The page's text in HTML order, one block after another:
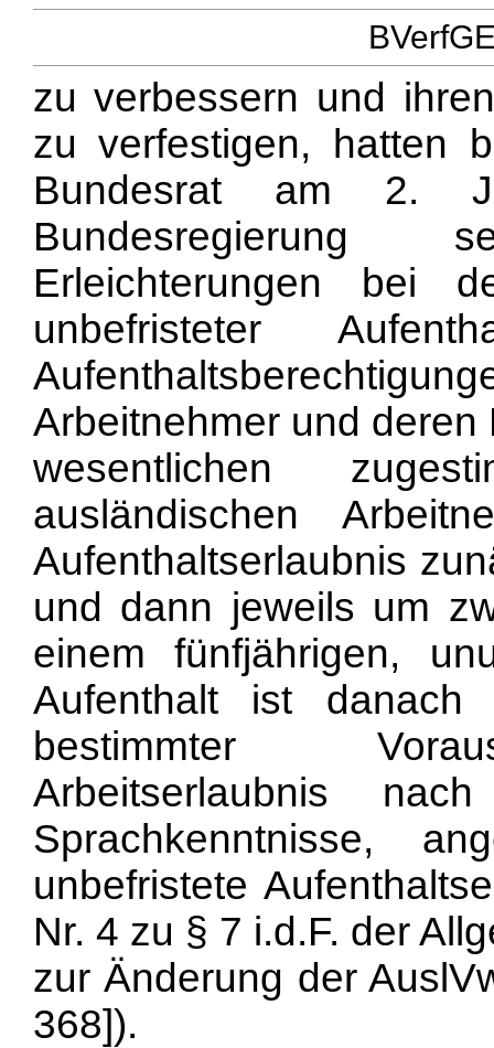
zu verbessern und
zu verfestigen, hatten
Bundesrat am 2.
Bundesregierung
Erleichterungen bei
unbefristeter
Arbeitnehmer und
wesentlichen
ausländischen
Aufenthaltserlaubnis
und dann jeweils um
einem fünfjährigen,
Aufenthalt ist
bestimmter
Arbeitserlaubnis
Sprachkenntnisse,
unbefristete
Nr. 4 zu § 7 i.d.F. der
zur Änderung der
368]).